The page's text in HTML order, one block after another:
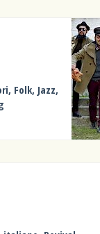
Folk, Jazz,